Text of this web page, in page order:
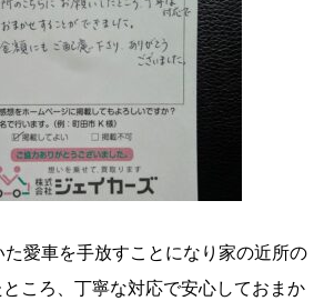
愛車を手放すことになり家の近所の
ころ、丁寧な対応で安心しておまか
の買取事例
ッピーカーズ町田店 買取事例 】 トヨ
10
ハッピーカーズ町田店 買取事例 】
事例9